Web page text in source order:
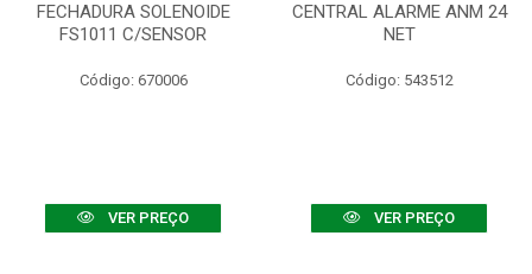
FECHADURA SOLENOIDE
FS1011 C/SENSOR
Código: 670006
VER PREÇO
CENTRAL ALARME ANM 24
NET
Código: 543512
VER PREÇO